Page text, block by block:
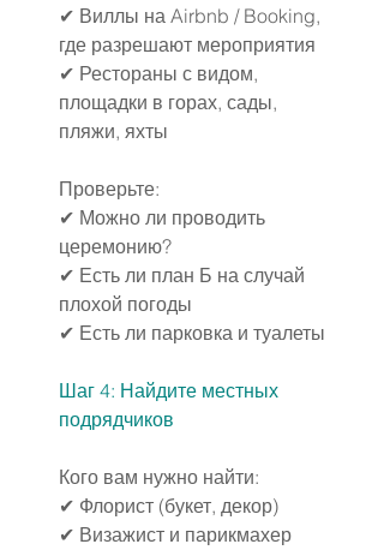
✔ Виллы на Airbnb / Booking,
где разрешают мероприятия
✔ Рестораны с видом,
площадки в горах, сады,
пляжи, яхты
Проверьте:
✔ Можно ли проводить
церемонию?
✔ Есть ли план Б на случай
плохой погоды
✔ Есть ли парковка и туалеты
Шаг 4: Найдите местных
подрядчиков
Кого вам нужно найти:
✔ Флорист (букет, декор)
✔ Визажист и парикмахер